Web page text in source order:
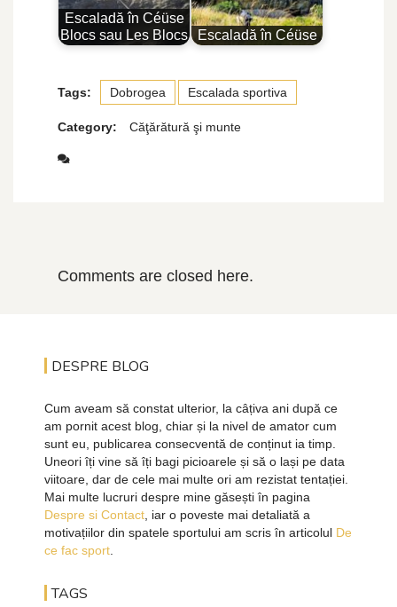
Escaladă în Céüse
Blocs sau Les Blocs
Escaladă în Céüse
Tags: Dobrogea Escalada sportiva
Category: Căţărătură şi munte
Comments are closed here.
DESPRE BLOG
Cum aveam să constat ulterior, la câțiva ani după ce
am pornit acest blog, chiar și la nivel de amator cum
sunt eu, publicarea consecventă de conținut ia timp.
Uneori îți vine să îți bagi picioarele și să o lași pe data
viitoare, dar de cele mai multe ori am rezistat tentației.
Mai multe lucruri despre mine găsești în pagina
Despre si Contact , iar o poveste mai detaliată a
motivațiilor din spatele sportului am scris în articolul De
ce fac sport
TAGS